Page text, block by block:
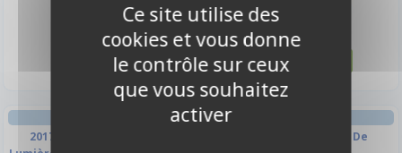
14,50 €
Disponible Disponible
2017 Deck de Démarrage
60x35cm - Souvenirs De
Ce site utilise des
cookies et vous donne
le contrôle sur ceux
que vous souhaitez
activer